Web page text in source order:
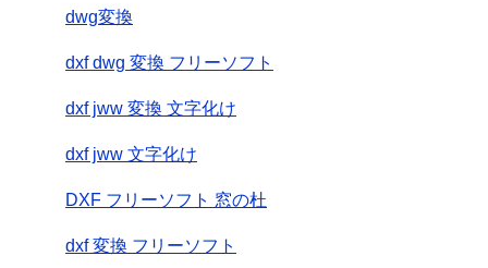
dwg変換
dxf dwg 変換 フリーソフト
dxf jww 変換 文字化け
dxf jww 文字化け
DXF フリーソフト 窓の杜
dxf 変換 フリーソフト